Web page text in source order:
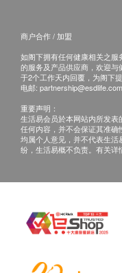
商户合作 / 加盟
如阁下拥有任何健康相关之服
的服务及产品供应商，欢迎与
于2个工作天内回覆，为阁下
电邮: partnership@esdlife.com
重要声明：
生活易会员於本网站内所发
任何内容，并不会保证其准
均属个人意见，并不代表生
纷，生活易概不负责。有关详